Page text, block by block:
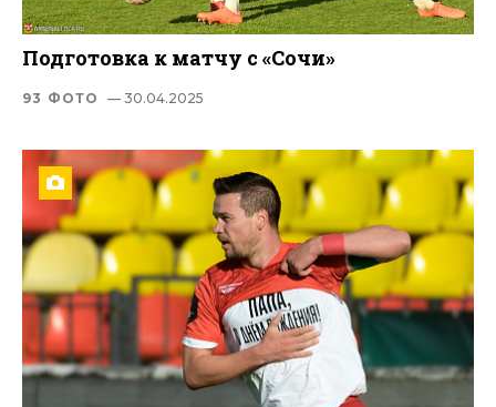
Подготовка к матчу с «Сочи»
93 ФОТО — 30.04.2025